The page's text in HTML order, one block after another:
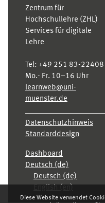
Diese Website verwendet
Zentrum für
Hochschullehre (ZHL)
Services für digitale
Lehre
Tel: +49 251 83-22408
Mo.- Fr. 10–16 Uhr
learnweb@uni-
muenster.de
Datenschutzhinweis
Standarddesign
Dashboard
Deutsch ‎(de)‎
Deutsch ‎(de)‎